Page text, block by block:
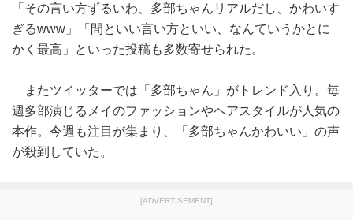
「その言い方ずるいわ、多部ちゃんリアルだし、かわいす
ぎるwww」「間といい言い方といい、なんていうかとに
かく最高」といった投稿も多数寄せられた。
またツイッターでは「多部ちゃん」がトレンド入り。毎
週多部演じるメイのファッションやヘアスタイルが人気の
本作。今週も注目が集まり、「多部ちゃんかわいい」の声
が殺到していた。
[ADVERTISEMENT]